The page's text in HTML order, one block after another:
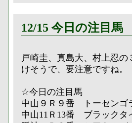
12/15 今日の注目馬
戸崎圭、真島大、村上忍
けそうで、要注意ですね。
☆今日の注目馬
中山９Ｒ９番 トーセンゴ
中山11Ｒ13番 ブラックタ